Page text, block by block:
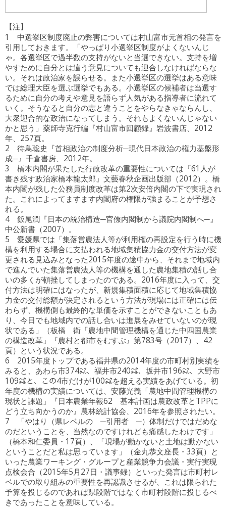
【注】
1 中選挙区制度廃止の弊害については村山富市元首相の発言を
引用しておきます。「やっぱり小選挙区制度がよくないんじ
ゃ。各選挙区で過半数の支持がないと当選できない。支持を増
やすために自分とは違う意見についても迎合しなければならな
い。それは政治家を誤らせる。また小選挙区の選挙はある意味
では総理大臣を選ぶ選挙でもある。小選挙区の候補者は当選す
るために自分の考えや意見を語らず人気がある指導者に流れて
いく。そうなると自分の志と違うことをやらなきゃならんし、
大衆迎合的な政治になってしまう。それもよくないんじゃない
かと思う」薬師寺克行編『村山富市回顧録』岩波書店、2012
年、257頁。
2 待鳥聡史『首相政治の制度分析─現代日本政治の権力基盤形
成─』千倉書房、2012年。
3 橋本内閣が果たした行政改革の重要性については『61人が
書き残す政治家橋本龍太郎』文藝春秋企画出版部（2012）。橋
本内閣が残した公務員制度改革は第2次安倍内閣の下で実現され
た。これによってますます内閣府の権限が強まることが予想さ
れる。
4 飯尾潤『日本の統治構造─官僚内閣制から議院内閣制へ─』
中公新書（2007）。
5 愛媛県では「集落営農法人等が利用権の再設定を行う時に機
構を利用する場合に支払われる地域集積協力金の交付方法が変
更される見込みとなった2015年度の途中から、それまで地域内
で進んでいた集落営農法人等の機構を通した農地集積の話し合
いの多くが頓挫してしまったのである。2016年度に入って、交
付方法は明確にはなったが、新規集積面積に応じて地域集積協
力金の交付総額が決定されるという方法が現場には正確には伝
わらず、機構側も最終的な単価を示すことができないこともあ
り、今日でも地域内での話し合いは進展をみせていないのが現
状である」（板橋 衛「農地中間管理機構を通じた中四国農業
の構造改革」『農村と都市をむすぶ』第783号（2017）、42
頁）という状況である。
6 2015年度トップである福井県の2014年度の市町村別実績を
みると、あわら市374㌶、福井市240㌶、坂井市196㌶、大野市
109㌶と、この4市だけが100㌶を超える実績をあげている。初
年度の機構の実績については、安藤光義「農地中間管理機構の
現状と課題」『日本農業年報62 基本計画は農政改革とTPPに
どう立ち向かうのか』農林統計協会、2016年を参照されたい。
7 「やはり（県レベルの ─引用者 ─）体制だけではだめな
のだということを、当然なのですけれども痛感したわけです」
（橋本和仁委員・17頁）、「現場が動かないと土地は動かない
ということだと私は思っています」（金丸恭文座長・33頁）と
いった農業ワーキング・グループと産業競争力会議・実行実現
点検会合（2015年5月27日・議事録）といった発言は市町村レ
ベルでの取り組みの重要性を再認識させるが、これは限られた
予算を投じるのであれば県段階ではなく市町村段階に投じるべ
きであったことを意味している。